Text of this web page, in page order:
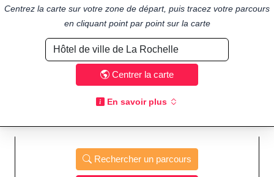
Centrez la carte sur votre zone de départ, puis tracez votre parcours
en cliquant point par point sur la carte
Centrer la carte
En savoir plus
Rechercher un parcours